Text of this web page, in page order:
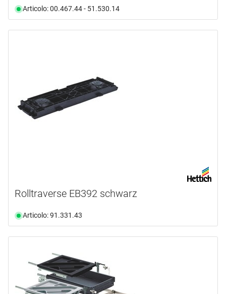
Articolo: 00.467.44 - 51.530.14
Rolltraverse EB392 schwarz
Articolo: 91.331.43